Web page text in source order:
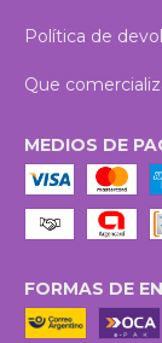
Política de
Que
MEDIOS DE
FORMAS DE